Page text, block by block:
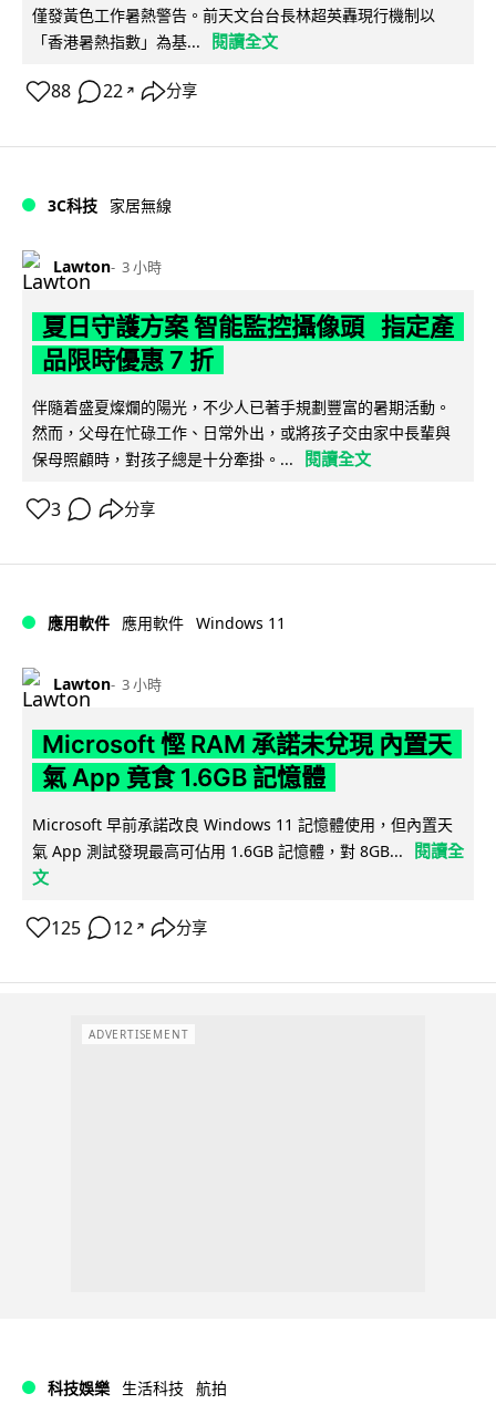
僅發黃色工作暑熱警告。前天文台台長林超英轟現行機制以
「香港暑熱指數」為基...
閱讀全文
88 22 ↗ 分享
3C科技 家居無線
Lawton 3 小時
夏日守護方案 智能監控攝像頭 指定產
品限時優惠 7 折
伴隨着盛夏燦爛的陽光，不少人已著手規劃豐富的暑期活動。
然而，父母在忙碌工作、日常外出，或將孩子交由家中長輩與
保母照顧時，對孩子總是十分牽掛。...
閱讀全文
3 分享
應用軟件 應用軟件 Windows 11
Lawton 3 小時
Microsoft 慳 RAM 承諾未兌現 內置天
氣 App 竟食 1.6GB 記憶體
Microsoft 早前承諾改良 Windows 11 記憶體使用，但內置天
氣 App 測試發現最高可佔用 1.6GB 記憶體，對 8GB...
閱讀全
文
125 12 ↗ 分享
ADVERTISEMENT
科技娛樂 生活科技 航拍